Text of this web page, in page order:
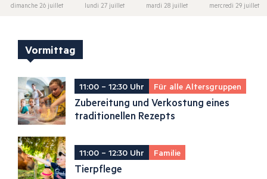
dimanche 26 juillet lundi 27 juillet mardi 28 juillet mercredi 29 juillet
Vormittag
11:00 – 12:30 Uhr Für alle Altersgruppen
Zubereitung und Verkostung eines
traditionellen Rezepts
11:00 – 12:30 Uhr Familie
Tierpflege